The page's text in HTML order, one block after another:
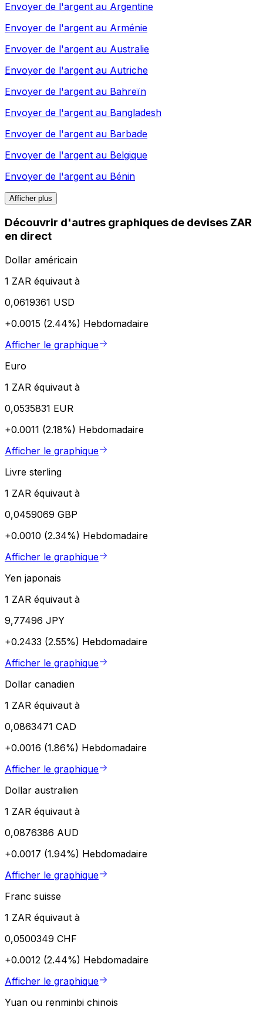
Envoyer de l'argent au Argentine
Envoyer de l'argent au Arménie
Envoyer de l'argent au Australie
Envoyer de l'argent au Autriche
Envoyer de l'argent au Bahreïn
Envoyer de l'argent au Bangladesh
Envoyer de l'argent au Barbade
Envoyer de l'argent au Belgique
Envoyer de l'argent au Bénin
Afficher plus
Découvrir d'autres graphiques de devises ZAR
en direct
Dollar américain
1 ZAR équivaut à
0,0619361 USD
+0.0015 (2.44%) Hebdomadaire
Afficher le graphique
Euro
1 ZAR équivaut à
0,0535831 EUR
+0.0011 (2.18%) Hebdomadaire
Afficher le graphique
Livre sterling
1 ZAR équivaut à
0,0459069 GBP
+0.0010 (2.34%) Hebdomadaire
Afficher le graphique
Yen japonais
1 ZAR équivaut à
9,77496 JPY
+0.2433 (2.55%) Hebdomadaire
Afficher le graphique
Dollar canadien
1 ZAR équivaut à
0,0863471 CAD
+0.0016 (1.86%) Hebdomadaire
Afficher le graphique
Dollar australien
1 ZAR équivaut à
0,0876386 AUD
+0.0017 (1.94%) Hebdomadaire
Afficher le graphique
Franc suisse
1 ZAR équivaut à
0,0500349 CHF
+0.0012 (2.44%) Hebdomadaire
Afficher le graphique
Yuan ou renminbi chinois